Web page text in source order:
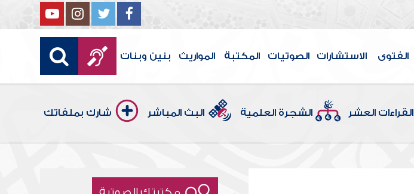
الفتوى الاستشارات الصوتيات المكتبة المواريث بنين وبنات
القراءات العشر الشجرة العلمية البث المباشر شارك بملفاتك